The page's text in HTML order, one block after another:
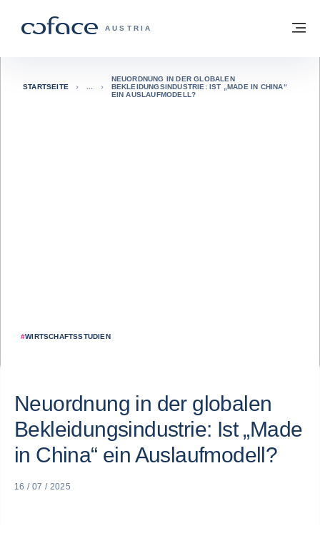
COFACE FOR TRADE - WEBSEITE DER
AUSTRIA
Zurück zur Startseite
#WIRTSCHAFTSSTUDIEN
STARTSEITE
NEUORDNUNG IN DER GLOBALEN
BEKLEIDUNGSINDUSTRIE: IST „MADE IN CHINA“
EIN AUSLAUFMODELL?
Neuordnung in der globalen
Bekleidungsindustrie: Ist „Made
in China“ ein Auslaufmodell?
16 / 07 / 2025